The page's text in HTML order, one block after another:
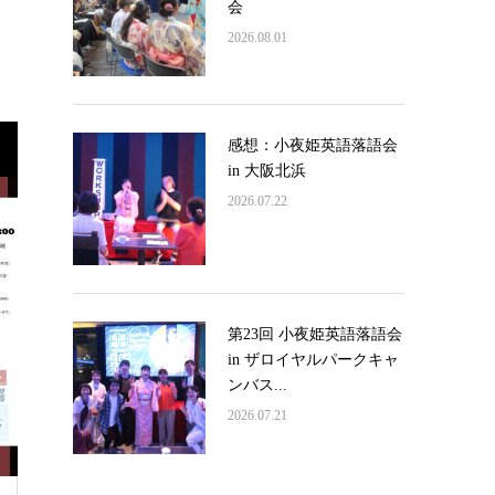
会
2026.08.01
感想：小夜姫英語落語会
in 大阪北浜
2026.07.22
第23回 小夜姫英語落語会
in ザロイヤルパークキャ
ンバス...
2026.07.21